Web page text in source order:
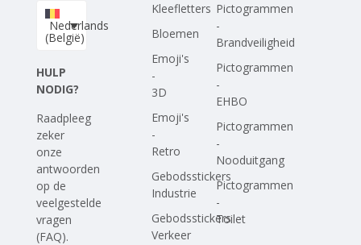
Upload je eigen ontwerp
Corona Covid-19
Nederlands
(België)
HULP
NODIG?
Raadpleeg
zeker
onze
antwoorden
op de
veelgestelde
vragen
(FAQ).
Kleefletters
Bloemen
Emoji's
-
3D
Emoji's
-
Retro
Gebodsstickers
Industrie
Gebodsstickers
Verkeer
Pictogrammen
-
Brandveiligheid
Pictogrammen
-
EHBO
Pictogrammen
-
Nooduitgang
Pictogrammen
-
Toilet